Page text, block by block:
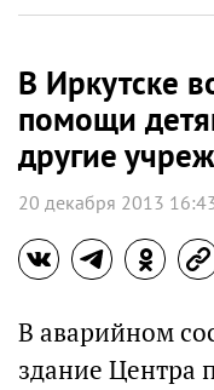
В Иркутске
помощи
другие
20 декабря 2013
В аварийном
здание Центра